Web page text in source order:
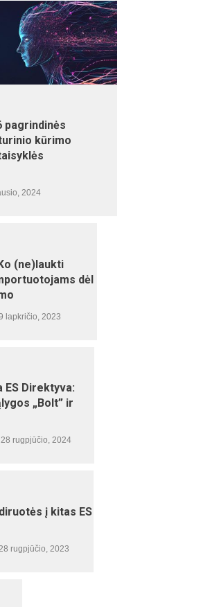
pagrindinės
kūrimo
2024
(ne)laukti
dėl
lapkričio, 2023
ES Direktyva:
„Bolt” ir
28 rugpjūčio, 2024
į kitas ES
rugpjūčio, 2023
apskaita
nuotoliniai